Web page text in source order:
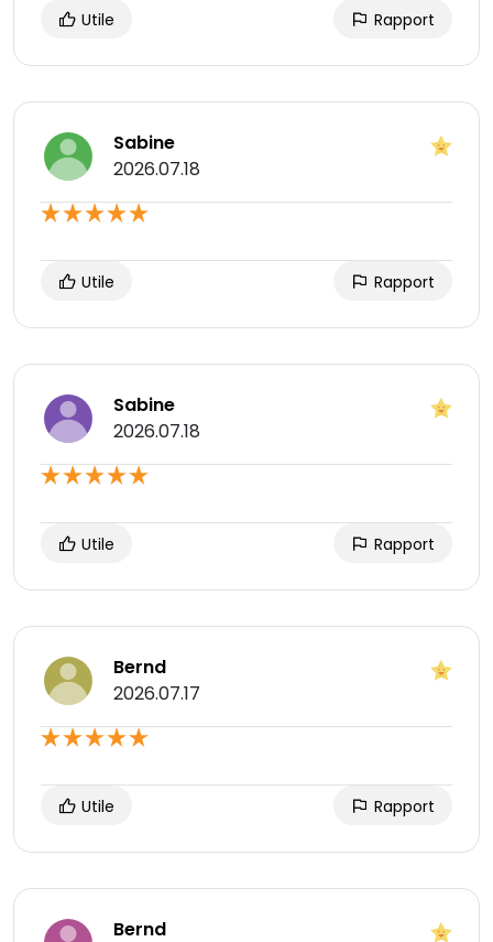
Utile Rapport
Sabine
2026.07.18
Utile Rapport
Sabine
2026.07.18
Utile Rapport
Bernd
2026.07.17
Utile Rapport
Bernd